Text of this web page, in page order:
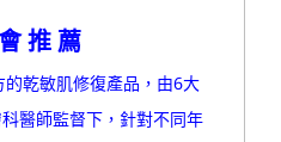
推薦
乾敏肌修復產品，由6大
醫師監督下，針對不同年